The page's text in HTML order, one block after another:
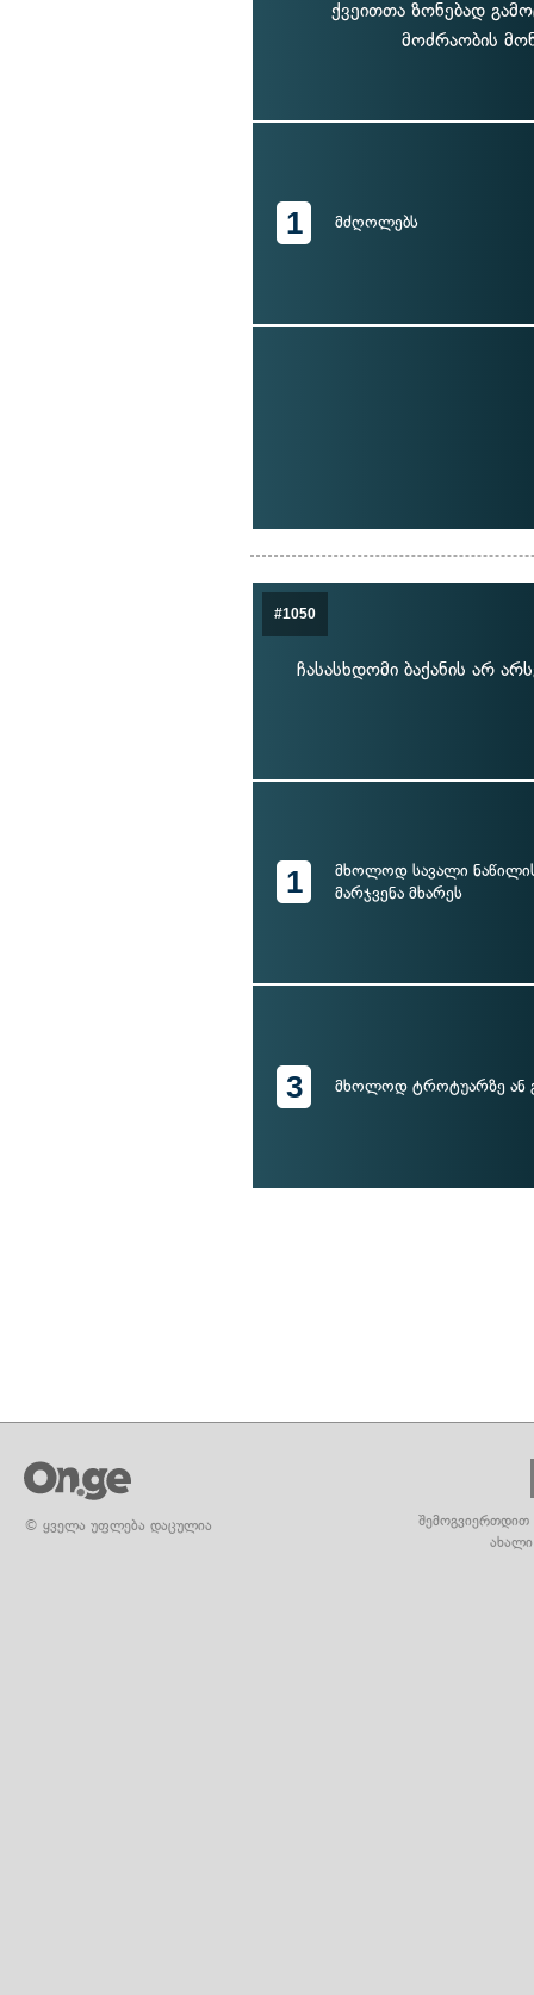
ქვეითთა ზონებად
მოძრაობის
1 მძღოლებს
#1050
ჩასასხდომი ბაქანის არ
1
მხოლოდ სავალი
მარჯვენა მხარეს
3 მხოლოდ ტროტუარზე ან
© ყველა უფლება დაცულია
შემოგვიერთდით
ახალი